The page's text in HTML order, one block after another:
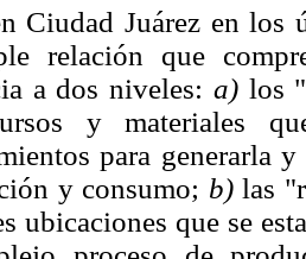
Ciudad Juárez en los
relación que
a dos niveles: a) los
y materiales
para generarla
y consumo; b)las
ubicaciones que se